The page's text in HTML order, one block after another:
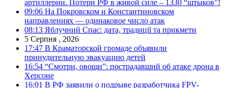
артиллерии. Потери РФ в живой силе – 1330 “штыков”!
09:06 На Покровском и Константиновском
направлениях — одинаковое число атак
08:13 Яблучний Спас: дата, традиції та прикмети
5 Серпня , 2026
17:47 В Краматорской громаде объявили
принудительную эвакуацию детей
16:54 “Смотри, овощи”: пострадавший об атаке дрона в
Херсоне
16:01 В РФ заявили о подрыве разработчика FPV-